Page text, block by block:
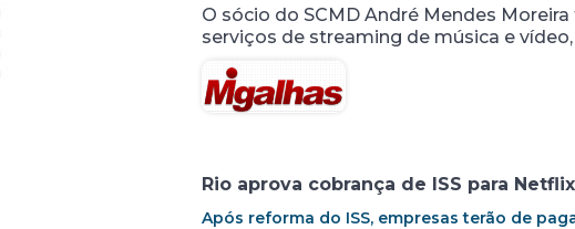
O sócio do SCMD André Mendes
serviços de streaming de música e
Rio aprova cobrança de ISS para
Após reforma do ISS, empresas terão de